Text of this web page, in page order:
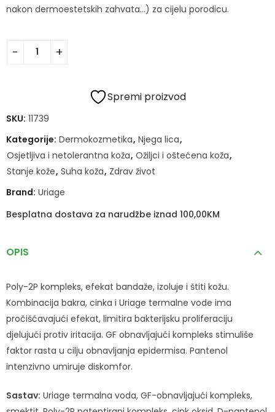
nakon dermoestetskih zahvata…) za cijelu porodicu.
Spremi proizvod
SKU: 11739
Kategorije: Dermokozmetika, Njega lica,
Osjetljiva i netolerantna koža, Ožiljci i oštećena koža,
Stanje kože, Suha koža, Zdrav život
Brand: Uriage
Besplatna dostava za narudžbe iznad 100,00KM
OPIS
Poly-2P kompleks, efekat bandaže, izoluje i štiti kožu.
Kombinacija bakra, cinka i Uriage termalne vode ima
pročišćavajući efekat, limitira bakterijsku proliferaciju
djelujući protiv iritacija. GF obnavljajući kompleks stimuliše
faktor rasta u cilju obnavljanja epidermisa. Pantenol
intenzivno umiruje diskomfor.
Sastav: Uriage termalna voda, GF-obnavljajući kompleks,